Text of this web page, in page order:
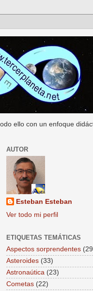
ello con un enfoque
AUTOR
Esteban Esteban
Ver todo mi perfil
ETIQUETAS TEMÁTICAS
Aspectos sorprendentes
Asteroides (33)
Astronaútica (23)
Cometas (22)